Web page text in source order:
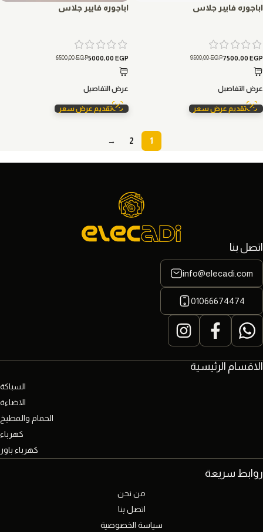
اباجوره فايبر جلاس
9500,00EGP7500,00 EGP
عرض التفاصيل
تقديم عرض سعر
اباجوره فايبر جلاس
6500,00EGP5000,00 EGP
عرض التفاصيل
تقديم عرض سعر
1
2
→
الاقسام الرئيسية
السباكة
الاضاءة
الحمام والمطبخ
كهرباء
كهرباء باور
اتصل بنا
info@elecadi.com
01066674474
روابط سريعة
من نحن
اتصل بنا
سياسة الخصوصية